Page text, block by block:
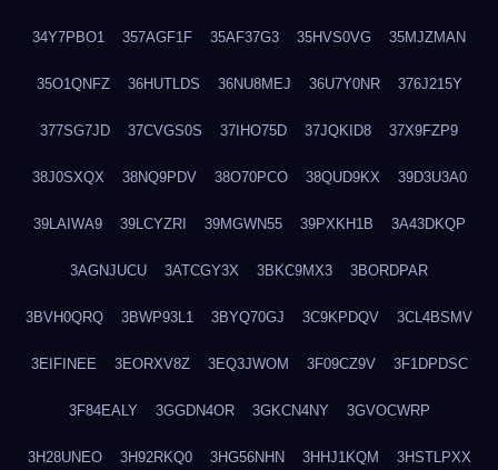
34Y7PBO1 357AGF1F 35AF37G3 35HVS0VG 35MJZMAN
35O1QNFZ 36HUTLDS 36NU8MEJ 36U7Y0NR 376J215Y
377SG7JD 37CVGS0S 37IHO75D 37JQKID8 37X9FZP9
38J0SXQX 38NQ9PDV 38O70PCO 38QUD9KX 39D3U3A0
39LAIWA9 39LCYZRI 39MGWN55 39PXKH1B 3A43DKQP
3AGNJUCU 3ATCGY3X 3BKC9MX3 3BORDPAR
3BVH0QRQ 3BWP93L1 3BYQ70GJ 3C9KPDQV 3CL4BSMV
3EIFINEE 3EORXV8Z 3EQ3JWOM 3F09CZ9V 3F1DPDSC
3F84EALY 3GGDN4OR 3GKCN4NY 3GVOCWRP
3H28UNEO 3H92RKQ0 3HG56NHN 3HHJ1KQM 3HSTLPXX